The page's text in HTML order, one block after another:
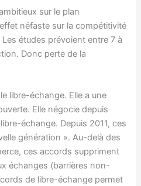
sur le plan
néfaste sur la compétitivité
Les études prévoient entre 7 à
Donc perte de la
libre-échange. Elle a une
Elle négocie depuis
échange. Depuis 2011, ces
génération ». Au-delà des
ces accords suppriment
échanges (barrières non-
de libre-échange permet